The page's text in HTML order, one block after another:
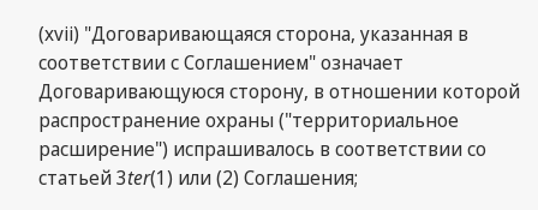
(xvii) "Договаривающаяся сторона, указанная в
соответствии с Соглашением" означает
Договаривающуюся сторону, в отношении которой
распространение охраны ("территориальное
расширение") испрашивалось в соответствии со
статьей 3ter(1) или (2) Соглашения;